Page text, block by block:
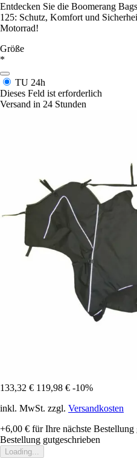
Entdecken Sie die Boomerang
125: Schutz, Komfort und
Motorrad!
Größe
*
TU 24h
Dieses Feld ist erforderlich
Versand in 24 Stunden
133,32 € 119,98 € -10%
inkl. MwSt. zzgl. Versandkosten
+6,00 € für Ihre nächste Bestellung
Bestellung gutgeschrieben
Loading...